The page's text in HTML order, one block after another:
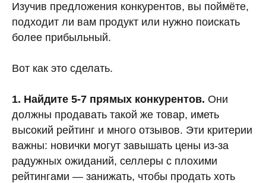
Изучив предложения конкурентов, вы поймёте,
подходит ли вам продукт или нужно поискать
более прибыльный.
Вот как это сделать.
1. Найдите 5-7 прямых конкурентов. Они
должны продавать такой же товар, иметь
высокий рейтинг и много отзывов. Эти критерии
важны: новички могут завышать цены из-за
радужных ожиданий, селлеры с плохими
рейтингами — занижать, чтобы продать хоть